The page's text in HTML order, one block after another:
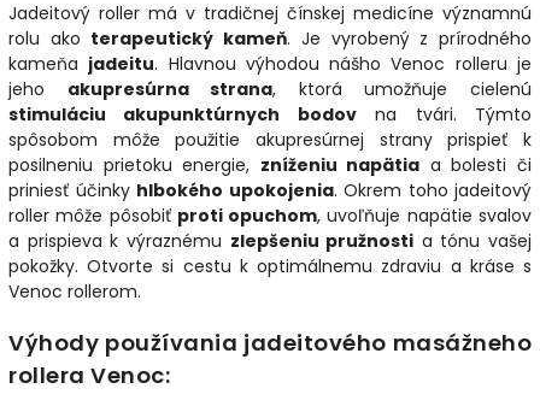
Jadeitový roller má v tradičnej čínskej medicíne významnú
rolu ako terapeutický kameň. Je vyrobený z prírodného
kameňa jadeitu. Hlavnou výhodou nášho Venoc rolleru je
jeho akupresúrna strana, ktorá umožňuje cielenú
stimuláciu akupunktúrnych bodovna tvári. Týmto
spôsobom môže použitie akupresúrnej strany prispieť k
posilneniu prietoku energie, zníženiu napätia a bolesti či
priniesť účinky hlbokého upokojenia. Okrem toho jadeitový
roller môže pôsobiť proti opuchom, uvoľňuje napätie svalov
a prispieva k výraznému zlepšeniu pružnosti a tónu vašej
pokožky. Otvorte si cestu k optimálnemu zdraviu a kráse s
Venoc rollerom.
Výhody používania jadeitového masážneho
rollera Venoc: